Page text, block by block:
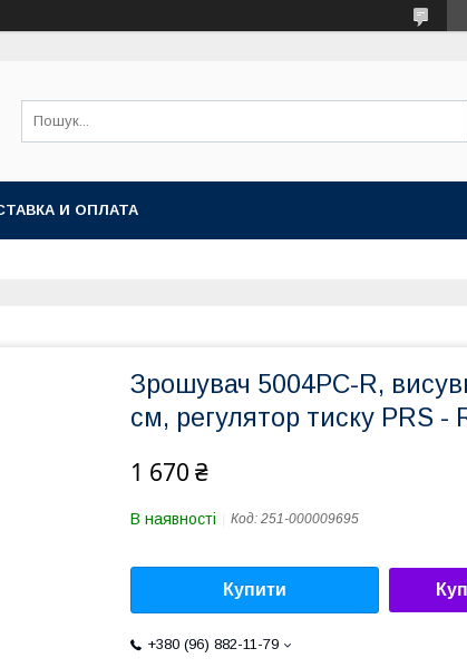
И ОПЛАТА
Зрошувач 5004PC-R,
см, регулятор тиску PRS -
1 670 ₴
В наявності Код: 251-000009695
Купити
+380 (96) 882-11-79